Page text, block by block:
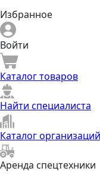
Избранное
Войти
Каталог товаров
Найти специалиста
Каталог организаций
Аренда спецтехники